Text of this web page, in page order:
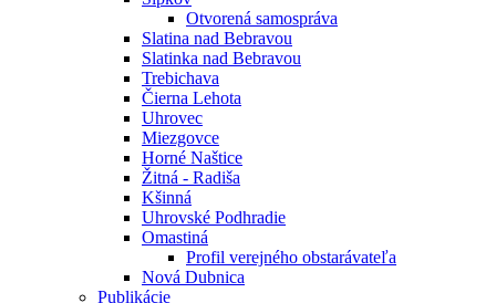
Otvorená samospráva
Slatina nad Bebravou
Slatinka nad Bebravou
Trebichava
Čierna Lehota
Uhrovec
Miezgovce
Horné Naštice
Žitná - Radiša
Kšinná
Uhrovské Podhradie
Omastiná
Profil verejného obstarávateľa
Nová Dubnica
Publikácie